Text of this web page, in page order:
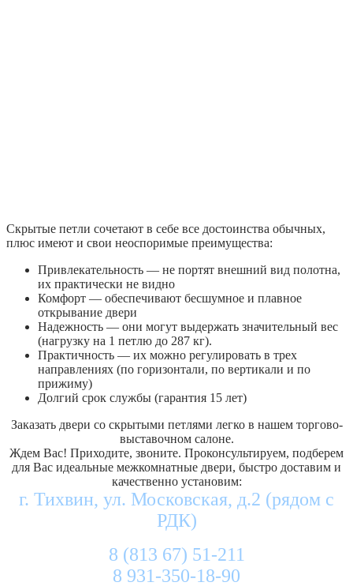
Скрытые петли сочетают в себе все достоинства обычных,
плюс имеют и свои неоспоримые преимущества:
Привлекательность — не портят внешний вид полотна,
их практически не видно
Комфорт — обеспечивают бесшумное и плавное
открывание двери
Надежность — они могут выдержать значительный вес
(нагрузку на 1 петлю до 287 кг).
Практичность — их можно регулировать в трех
направлениях (по горизонтали, по вертикали и по
прижиму)
Долгий срок службы (гарантия 15 лет)
Заказать двери со скрытыми петлями легко в нашем торгово-
выставочном салоне.
Ждем Вас! Приходите, звоните. Проконсультируем, подберем
для Вас идеальные межкомнатные двери, быстро доставим и
качественно установим:
г. Тихвин, ул. Московская, д.2 (рядом с
РДК)
8 (813 67) 51-211
8 931-350-18-90